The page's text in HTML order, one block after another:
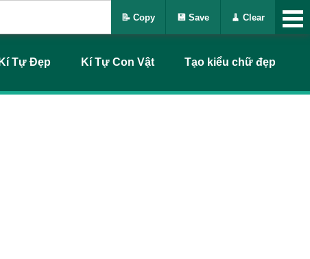
Kí Tự Đẹp Kí Tự Con Vật Tạo kiểu chữ đẹp
📝 Copy 💾 Save 🧹 Clear